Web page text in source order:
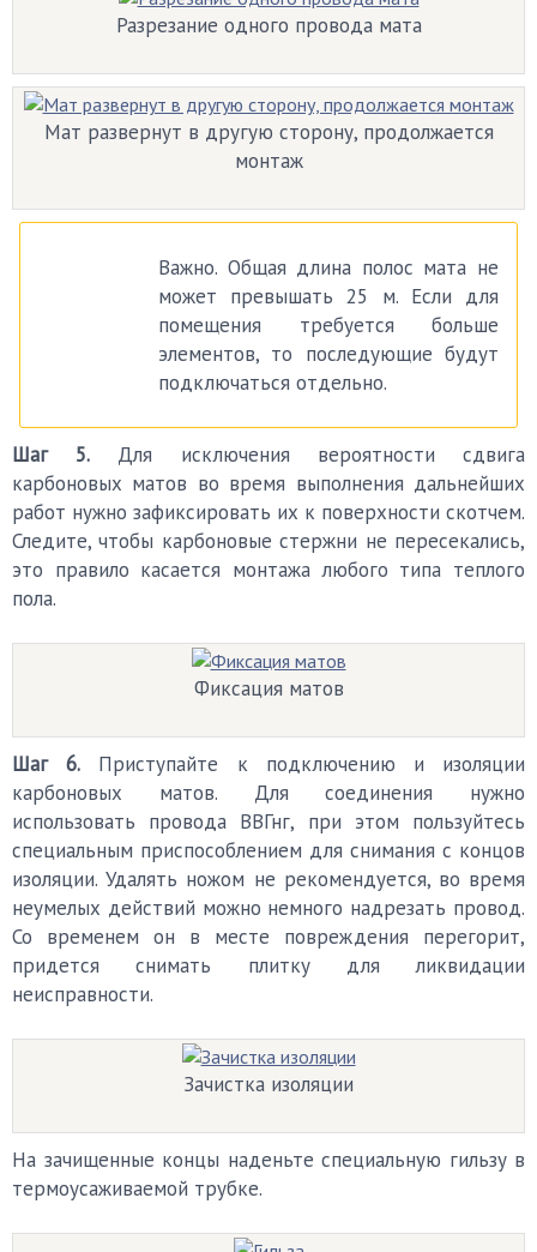
Разрезание одного провода мата
Мат развернут в другую сторону, продолжается
монтаж
Важно. Общая длина полос мата не
может превышать 25 м. Если для
помещения требуется больше
элементов, то последующие будут
подключаться отдельно.
Шаг 5. Для исключения вероятности сдвига
карбоновых матов во время выполнения дальнейших
работ нужно зафиксировать их к поверхности скотчем.
Следите, чтобы карбоновые стержни не пересекались,
это правило касается монтажа любого типа теплого
пола.
Фиксация матов
Шаг 6. Приступайте к подключению и изоляции
карбоновых матов. Для соединения нужно
использовать провода ВВГнг, при этом пользуйтесь
специальным приспособлением для снимания с концов
изоляции. Удалять ножом не рекомендуется, во время
неумелых действий можно немного надрезать провод.
Со временем он в месте повреждения перегорит,
придется снимать плитку для ликвидации
неисправности.
Зачистка изоляции
На зачищенные концы наденьте специальную гильзу в
термоусаживаемой трубке.